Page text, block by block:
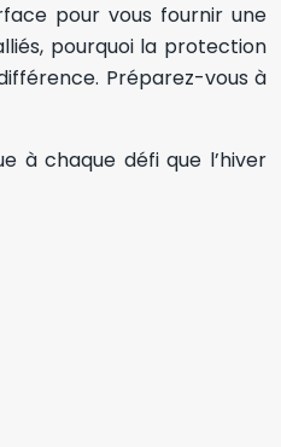
pour vous fournir une
pourquoi la protection
Préparez-vous à
à chaque défi que l’hiver